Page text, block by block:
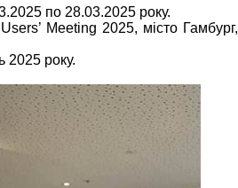
по 28.03.2025 року.
Meeting 2025, місто Гамбург,
2025 року.